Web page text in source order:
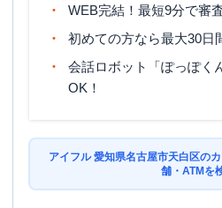
WEB完結！最短9分で審
初めての方なら最大30日
会話ロボット「ぽっぽく
OK！
アイフル 愛知県名古屋市天白区の
舗・ATMを